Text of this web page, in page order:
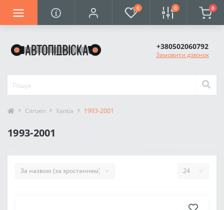
0 0 0
+380502060792
Замовити дзвінок
Citroen Xantia 1993-2001
1993-2001